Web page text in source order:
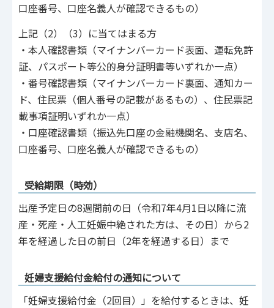
口座番号、口座名義人が確認できるもの）
上記（2）（3）に当てはまる方
・本人確認書類（マイナンバーカード表面、運転免許
証、パスポート等公的身分証明書等いずれか一点）
・番号確認書類（マイナンバーカード裏面、通知カー
ド、住民票（個人番号の記載があるもの）、住民票記
載事項証明いずれか一点）
・口座確認書類（振込先口座の金融機関名、支店名、
口座番号、口座名義人が確認できるもの）
受給期限（時効）
出産予定日の8週間前の日（令和7年4月1日以降に流
産・死産・人工妊娠中絶された方は、その日）から2
年を経過した日の前日（2年を経過する日）まで
妊婦支援給付金給付の通知について
「妊婦支援給付金（2回目）」を給付するときは、妊